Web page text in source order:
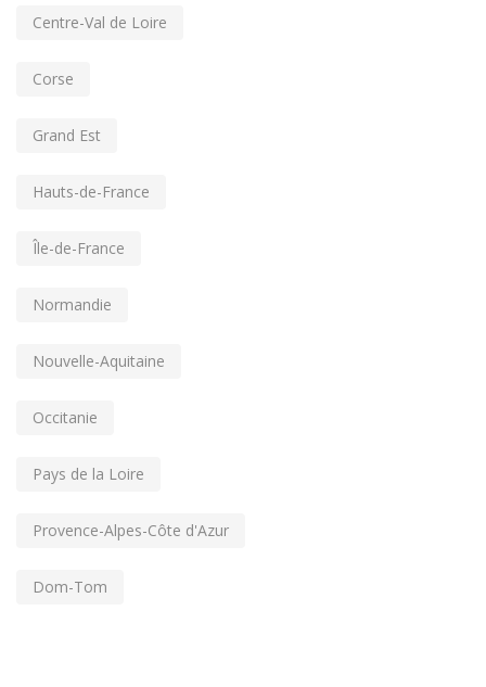
Centre-Val de Loire
Corse
Grand Est
Hauts-de-France
Île-de-France
Normandie
Nouvelle-Aquitaine
Occitanie
Pays de la Loire
Provence-Alpes-Côte d'Azur
Dom-Tom